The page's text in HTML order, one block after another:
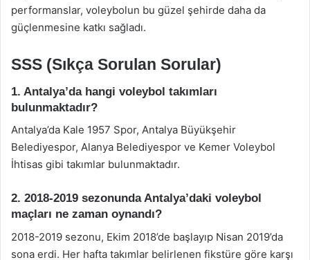
performanslar, voleybolun bu güzel şehirde daha da
güçlenmesine katkı sağladı.
SSS (Sıkça Sorulan Sorular)
1. Antalya’da hangi voleybol takımları
bulunmaktadır?
Antalya’da Kale 1957 Spor, Antalya Büyükşehir
Belediyespor, Alanya Belediyespor ve Kemer Voleybol
İhtisas gibi takımlar bulunmaktadır.
2. 2018-2019 sezonunda Antalya’daki voleybol
maçları ne zaman oynandı?
2018-2019 sezonu, Ekim 2018’de başlayıp Nisan 2019’da
sona erdi. Her hafta takımlar belirlenen fikstüre göre karşı